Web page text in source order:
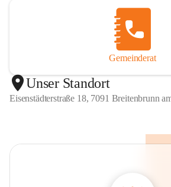
Gemeinderat
Unser Standort
Eisenstädterstraße 18, 7091 Breitenbrunn